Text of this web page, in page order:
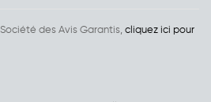
des Avis Garantis, cliquez ici pour